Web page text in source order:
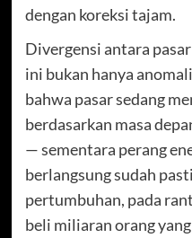
dengan koreksi tajam.
Divergensi antara
ini bukan hanya
bahwa pasar sedang
berdasarkan masa
— sementara perang
berlangsung sudah
pertumbuhan, pada
beli miliaran orang